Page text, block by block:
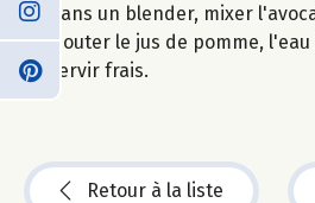
Dans un blender, mixer
Ajouter le jus de pomme, l'eau
Servir frais.
Retour à la liste